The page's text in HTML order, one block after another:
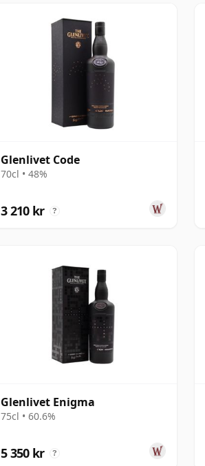
Glenlivet Code
70cl • 48%
3 210 kr ?
Glenlivet Enigma
75cl • 60.6%
5 350 kr ?